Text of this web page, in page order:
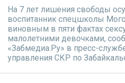
На 7 лет лишения свободы
воспитанник спецшколы
виновным в пяти фактах
малолетними девочками,
«Забмедиа.Ру» в пресс-
управления СКР по